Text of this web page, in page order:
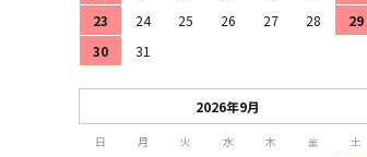
23
24 25 26 27 28
29
30
31
2026年9月
日 月 火 水 木 金 土